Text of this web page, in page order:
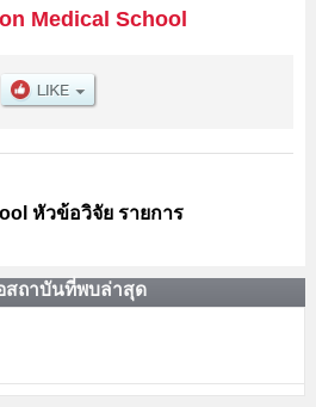
นคนที่ผ่านการสอบคัดเลือกเป็นต้น,แนะนำ
ดังนั้นขอเชิญใช้บริการค้นหาข้อมูลตาม
Medical School
หัวข้อวิจัย รายการ
สถาบันที่พบล่าสุด